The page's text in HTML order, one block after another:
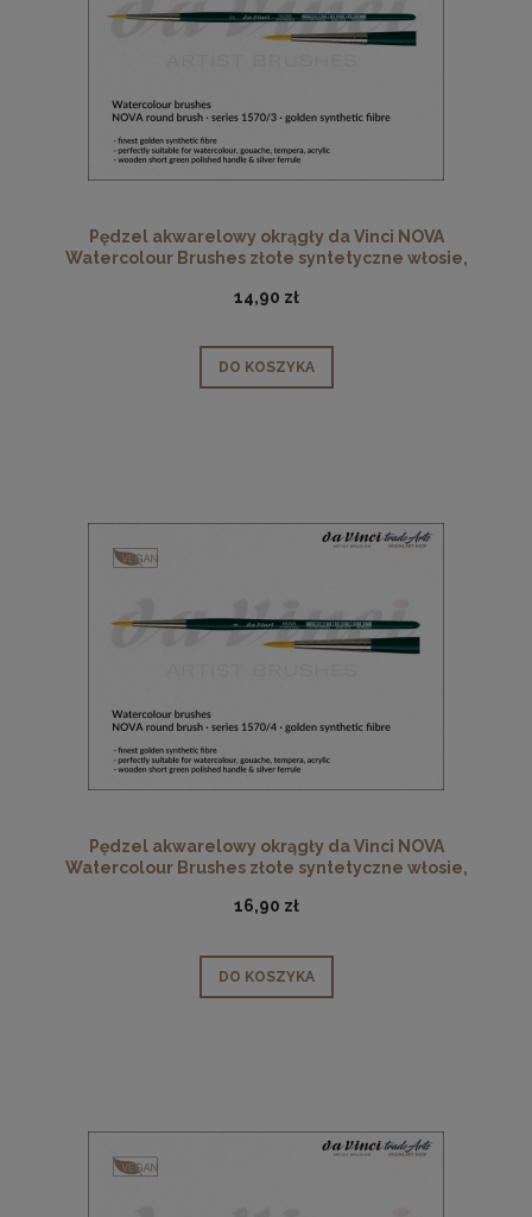
Pędzel akwarelowy okrągły da Vinci NOVA
Watercolour Brushes złote syntetyczne włosie,
14,90 zł
DO KOSZYKA
Pędzel akwarelowy okrągły da Vinci NOVA
Watercolour Brushes złote syntetyczne włosie,
16,90 zł
DO KOSZYKA